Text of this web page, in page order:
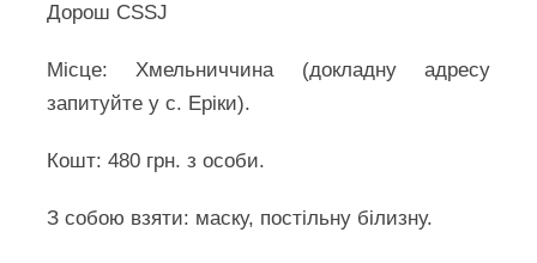
Дорош CSSJ
Місце: Хмельниччина (докладну адресу
запитуйте у с. Еріки).
Кошт: 480 грн. з особи.
З собою взяти: маску, постільну білизну.